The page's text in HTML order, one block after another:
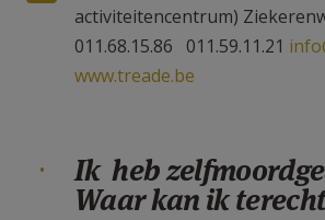
activiteitencentrum)
011.68.15.86 011.59.11.21
www.treade.be
Ik heb
Waar kan ik